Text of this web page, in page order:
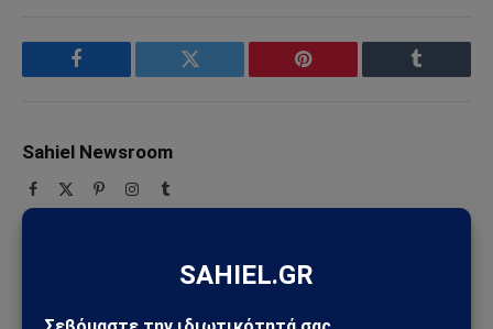
Facebook Twitter Pinterest Tumblr
Sahiel Newsroom
Facebook
(Twitter)
PinterestInstagram
Tumblr
ασφάλεια, τα εθνικά ζητήματα και τις διεθνείς εξελίξεις